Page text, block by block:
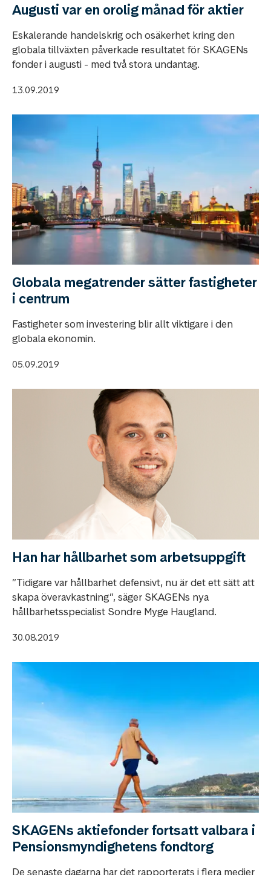
Augusti var en orolig månad för aktier
Eskalerande handelskrig och osäkerhet kring den
globala tillväxten påverkade resultatet för SKAGENs
fonder i augusti - med två stora undantag.
13.09.2019
Globala megatrender sätter fastigheter
i centrum
Fastigheter som investering blir allt viktigare i den
globala ekonomin.
05.09.2019
Han har hållbarhet som arbetsuppgift
”Tidigare var hållbarhet defensivt, nu är det ett sätt att
skapa överavkastning”, säger SKAGENs nya
hållbarhetsspecialist Sondre Myge Haugland.
30.08.2019
SKAGENs aktiefonder fortsatt valbara i
Pensionsmyndighetens fondtorg
De senaste dagarna har det rapporterats i flera medier